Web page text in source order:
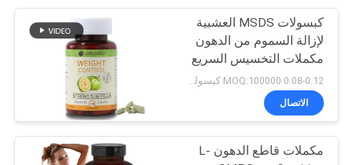
كبسولات MSDS العشبية
لإزالة السموم من الدهون
مكملات التخسيس السريع
120 كبسولة
الاتصال
مكملات قاطع الدهون L-